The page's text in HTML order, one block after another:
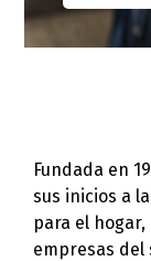
Fundada en
sus inicios a
para el
empresas del